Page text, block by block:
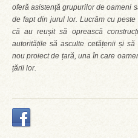
oferă asistență grupurilor de oameni
de fapt din jurul lor. Lucrăm cu
că au reușit să oprească
autoritățile să asculte cetățenii și
nou proiect de țară, una în care
țării lor.